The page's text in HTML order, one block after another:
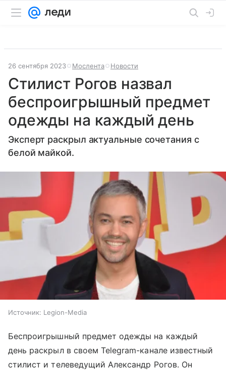
26 сентября 2023 Мослента Новости
Стилист Рогов назвал
беспроигрышный предмет
одежды на каждый день
Эксперт раскрыл актуальные сочетания с
белой майкой.
Источник: Legion-Media
Беспроигрышный предмет одежды на каждый
день раскрыл в своем Telegram-канале известный
стилист и телеведущий Александр Рогов. Он